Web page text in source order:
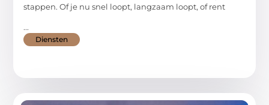
stappen. Of je nu snel loopt, langzaam loopt, of rent
...
Diensten